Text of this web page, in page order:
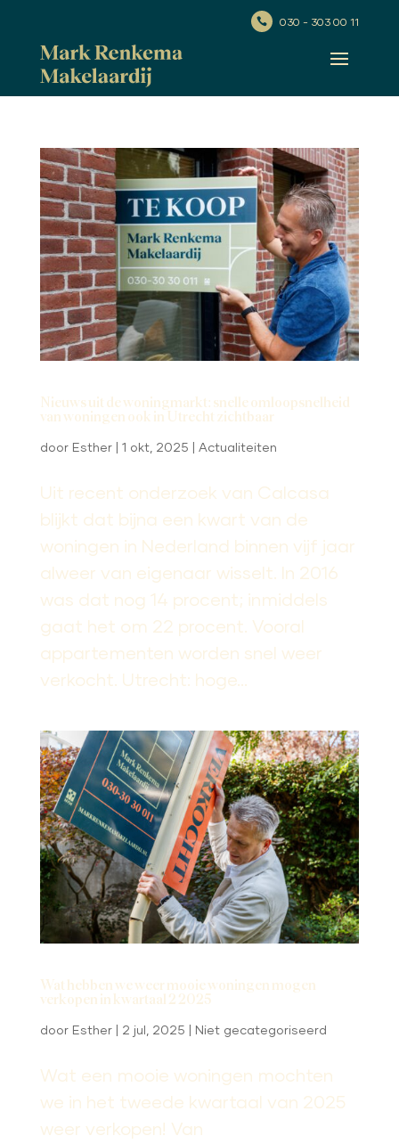
 030 - 303 00 11
Nieuws uit de woningmarkt: snelle omloopsnelheid
van woningen ook in Utrecht zichtbaar
door Esther| 1 okt, 2025 | Actualiteiten
Uit recent onderzoek van Calcasa
blijkt dat bijna een kwart van de
woningen in Nederland binnen vijf jaar
alweer van eigenaar wisselt. In 2016
was dat nog 14 procent; inmiddels
gaat het om 22 procent. Vooral
appartementen worden snel weer
verkocht. Utrecht: hoge...
Wat hebben we weer mooie woningen mogen
verkopen in kwartaal 2 2025
door Esther| 2 jul, 2025 | Niet gecategoriseerd
Wat een mooie woningen mochten
we in het tweede kwartaal van 2025
weer verkopen! Van